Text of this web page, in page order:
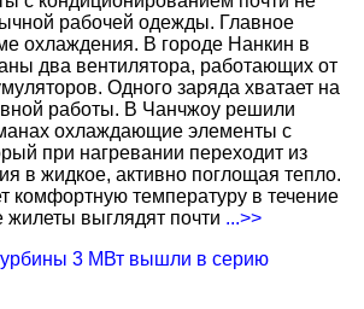
рабочей одежды. Главное
охлаждения. В городе Нанкин в
два вентилятора, работающих от
Одного заряда хватает на
работы. В Чанчжоу решили
охлаждающие элементы с
при нагревании переходит из
в жидкое, активно поглощая тепло.
комфортную температуру в течение
жилеты выглядят почти ...>>
3 МВт вышли в серию